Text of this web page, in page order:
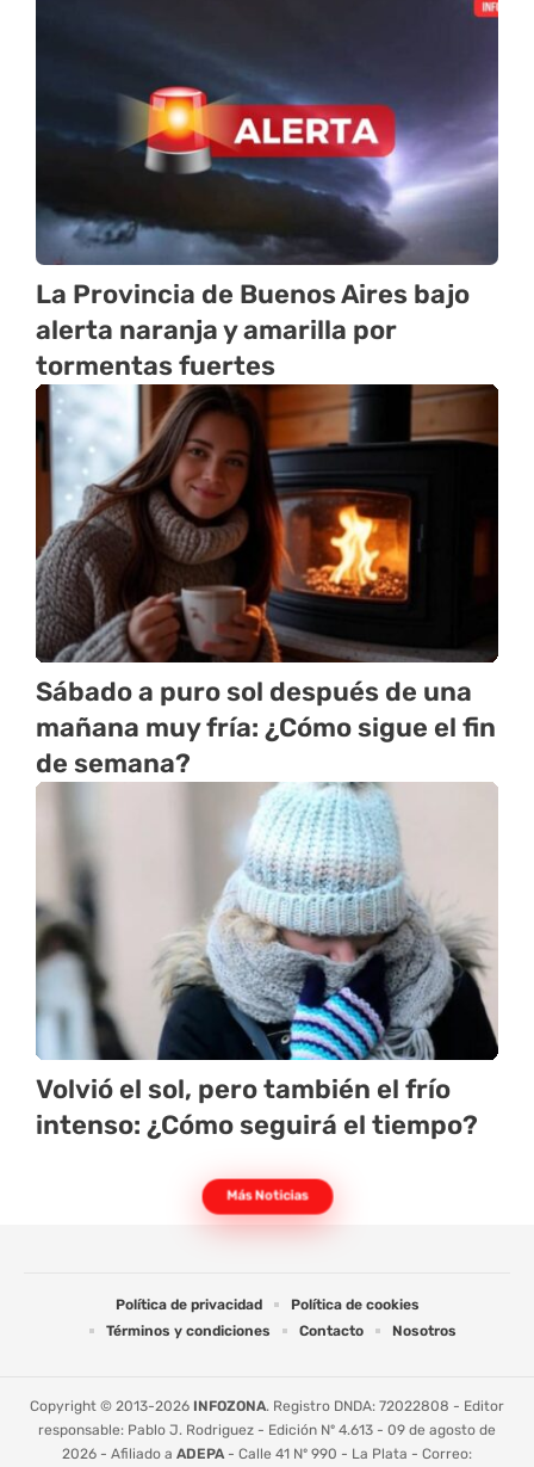
La Provincia de Buenos Aires bajo
alerta naranja y amarilla por
tormentas fuertes
Sábado a puro sol después de una
mañana muy fría: ¿Cómo sigue el fin
de semana?
Volvió el sol, pero también el frío
intenso: ¿Cómo seguirá el tiempo?
Más Noticias
Política de privacidad
Política de cookies
Términos y condiciones
Contacto Nosotros
Copyright © 2013-2026 INFOZONA. Registro DNDA: 72022808 - Editor
responsable: Pablo J. Rodriguez - Edición Nº 4.613 - 09 de agosto de
2026 - Afiliado a ADEPA- Calle 41 Nº 990 - La Plata - Correo: